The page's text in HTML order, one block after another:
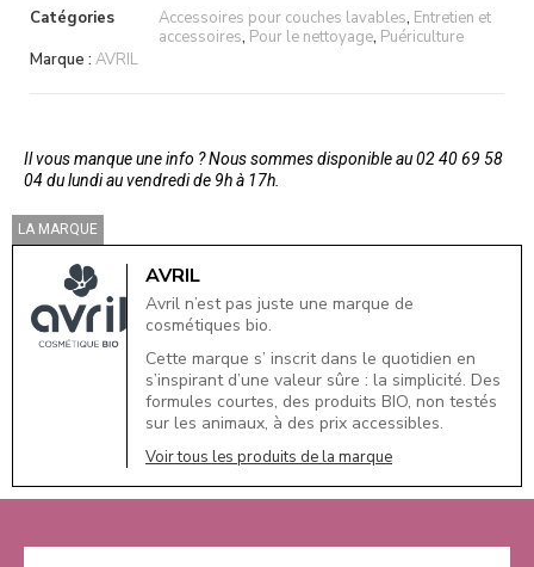
Catégories
Accessoires pour couches lavables, Entretien et
accessoires, Pour le nettoyage, Puériculture
Marque : AVRIL
Il vous manque une info ? Nous sommes disponible au 02 40 69 58
04 du lundi au vendredi de 9h à 17h.
LA MARQUE
AVRIL
Avril n’est pas juste une marque de
cosmétiques bio.
Cette marque s’ inscrit dans le quotidien en
s’inspirant d’une valeur sûre : la simplicité. Des
formules courtes, des produits BIO, non testés
sur les animaux, à des prix accessibles.
Voir tous les produits de la marque